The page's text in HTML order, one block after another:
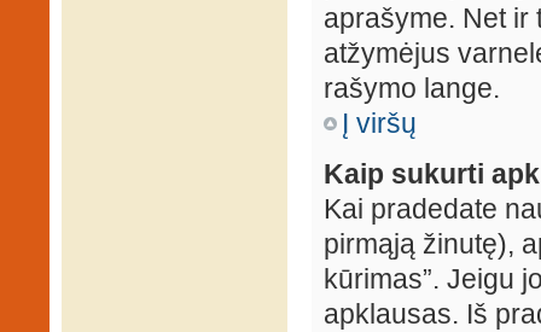
aprašyme. Net ir
atžymėjus
rašymo lange.
Į viršų
Kaip sukurti
Kai pradedate
pirmąją žinutę),
kūrimas”. Jeigu
apklausas. Iš